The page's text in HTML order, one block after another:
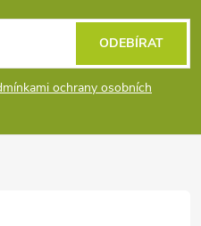
ochrany osobních
ODEBÍRAT